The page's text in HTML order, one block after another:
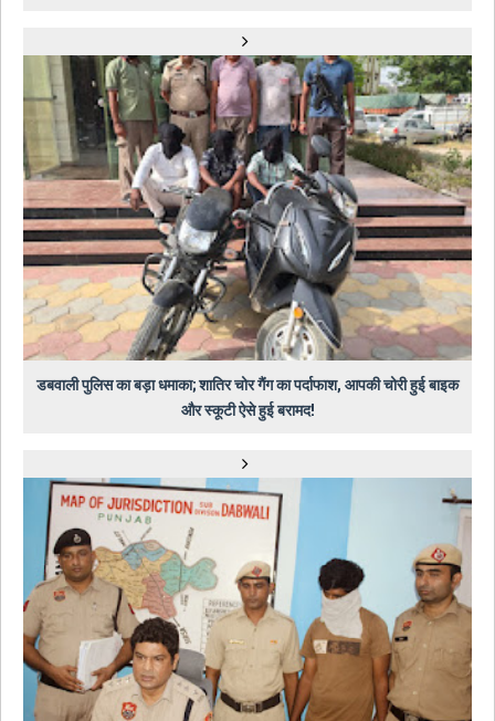
डबवाली पुलिस का बड़ा धमाका; शातिर चोर गैंग का पर्दाफाश, आपकी चोरी हुई बाइक
और स्कूटी ऐसे हुई बरामद!